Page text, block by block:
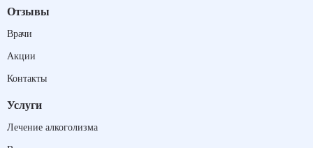
Отзывы
Врачи
Акции
Контакты
Услуги
Лечение алкоголизма